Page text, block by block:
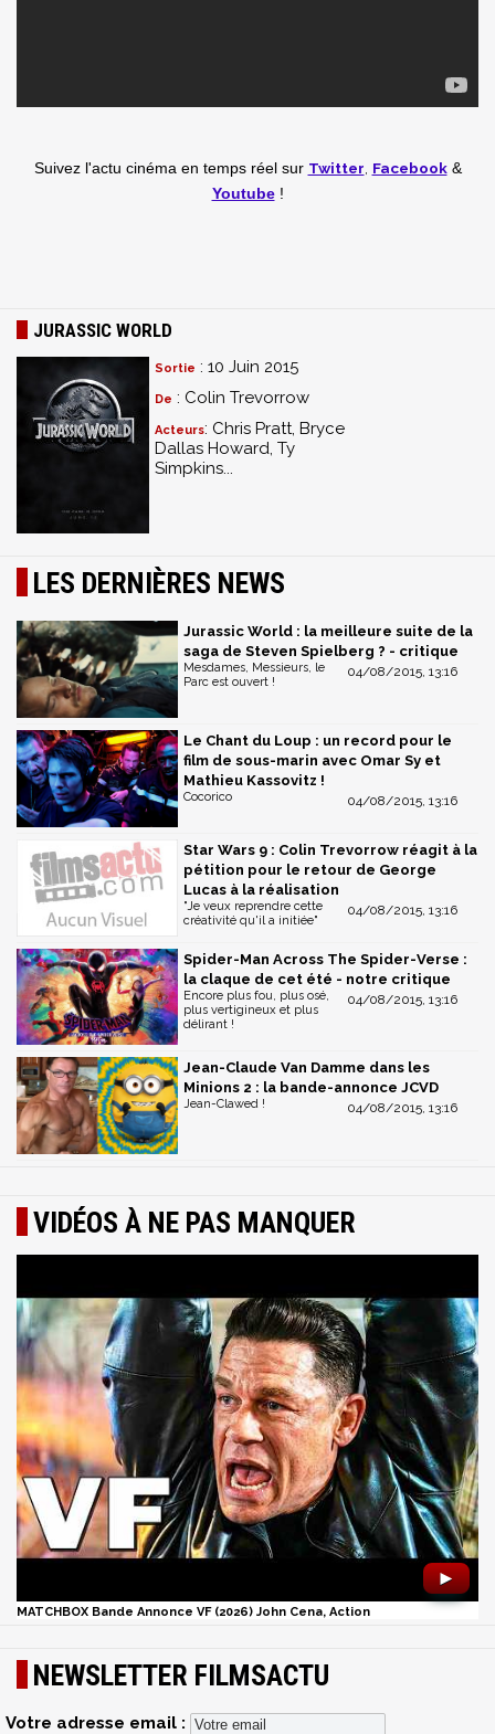
Suivez l'actu cinéma en temps réel sur Twitter Facebook&
Youtube!
JURASSIC WORLD
Sortie : 10 Juin 2015
De : Colin Trevorrow
Acteurs: Chris Pratt, Bryce
Dallas Howard, Ty
Simpkins...
LES DERNIÈRES NEWS
Jurassic World : la meilleure suite de la
saga de Steven Spielberg ? - critique
04/08/2015, 13:16
Mesdames, Messieurs, le
Parc est ouvert !
Le Chant du Loup : un record pour le
film de sous-marin avec Omar Sy et
Mathieu Kassovitz !
04/08/2015, 13:16
Cocorico
Star Wars 9 : Colin Trevorrow réagit à la
pétition pour le retour de George
Lucas à la réalisation
04/08/2015, 13:16
"Je veux reprendre cette
créativité qu'il a initiée"
Spider-Man Across The Spider-Verse :
la claque de cet été - notre critique
04/08/2015, 13:16
Encore plus fou, plus osé,
plus vertigineux et plus
délirant !
Jean-Claude Van Damme dans les
Minions 2 : la bande-annonce JCVD
04/08/2015, 13:16
Jean-Clawed !
VIDÉOS À NE PAS MANQUER
►
MATCHBOX Bande Annonce VF (2026) John Cena, Action
NEWSLETTER FILMSACTU
Votre adresse email :